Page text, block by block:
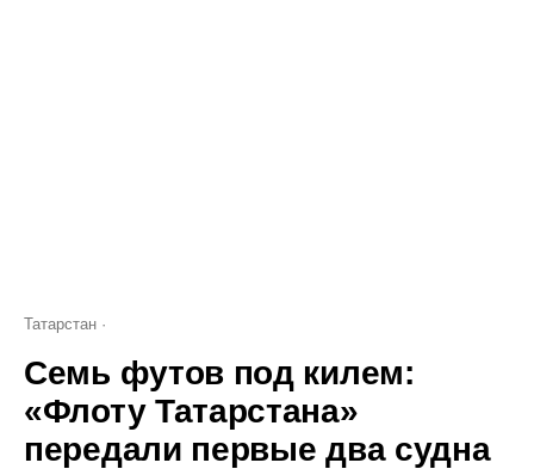
Татарстан
Семь футов под килем:
«Флоту Татарстана»
передали первые два судна